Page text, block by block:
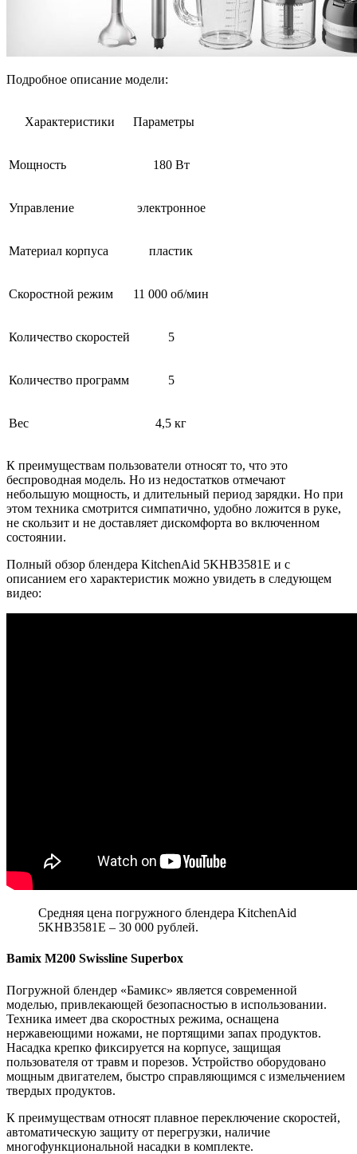
Подробное описание модели:
Характеристики Параметры
Мощность 180 Вт
Управление электронное
Материал корпуса пластик
Скоростной режим 11 000 об/мин
Количество скоростей 5
Количество программ 5
Вес 4,5 кг
К преимуществам пользователи относят то, что это
беспроводная модель. Но из недостатков отмечают
небольшую мощность, и длительный период зарядки. Но при
этом техника смотрится симпатично, удобно ложится в руке,
не скользит и не доставляет дискомфорта во включенном
состоянии.
Полный обзор блендера KitchenAid 5KHB3581E и с
описанием его характеристик можно увидеть в следующем
видео:
Средняя цена погружного блендера KitchenAid
5KHB3581E – 30 000 рублей.
Bamix M200 Swissline Superbox
Погружной блендер «Бамикс» является современной
моделью, привлекающей безопасностью в использовании.
Техника имеет два скоростных режима, оснащена
нержавеющими ножами, не портящими запах продуктов.
Насадка крепко фиксируется на корпусе, защищая
пользователя от травм и порезов. Устройство оборудовано
мощным двигателем, быстро справляющимся с измельчением
твердых продуктов.
К преимуществам относят плавное переключение скоростей,
автоматическую защиту от перегрузки, наличие
многофункциональной насадки в комплекте.